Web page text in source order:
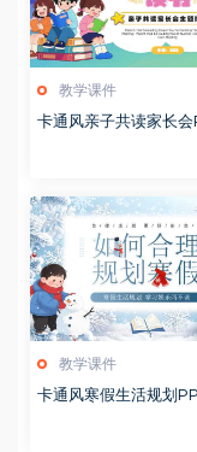
教学课件
卡通风亲子共读家长
教学课件
卡通风寒假生活规划